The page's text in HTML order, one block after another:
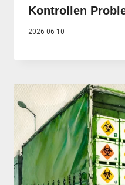
Kontrollen
2026-06-10